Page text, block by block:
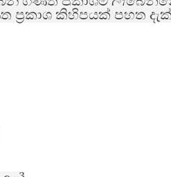
ප්‍රකාශ කිහිපයක් පහත